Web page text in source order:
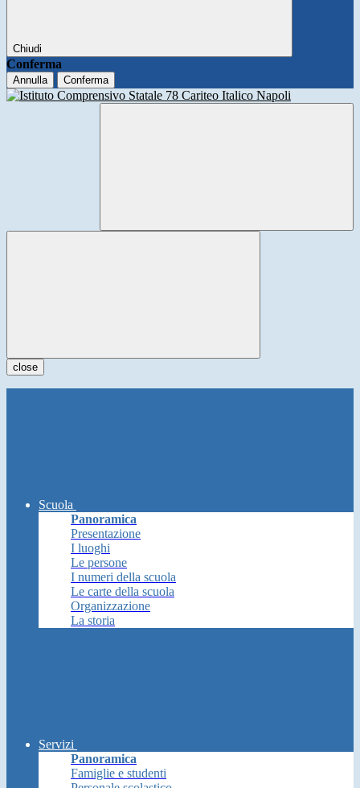
Chiudi
Conferma
Annulla Conferma
close
Scuola
Panoramica
Presentazione
I luoghi
Le persone
I numeri della scuola
Le carte della scuola
Organizzazione
La storia
Servizi
Panoramica
Famiglie e studenti